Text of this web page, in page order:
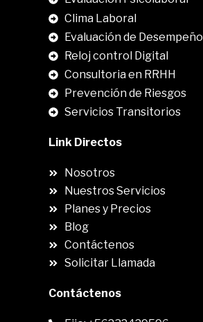
Clima Laboral
Evaluación de Desempeño
Reloj control Digital
Consultoria en RRHH
Prevención de Riesgos
Servicios Transitorios
Link Directos
Nosotros
Nuestros Servicios
Planes y Precios
Blog
Contáctenos
Solicitar Llamada
Contáctenos